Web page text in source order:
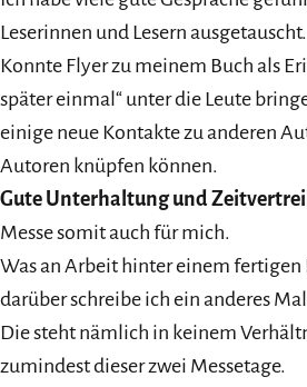
Leserinnen und Lesern ausgetauscht.
Konnte Flyer zu meinem Buch als
später einmal“ unter die Leute
einige neue Kontakte zu anderen
Autoren knüpfen können.
Gute Unterhaltung und
Messe somit auch für mich.
Was an Arbeit hinter einem fertigen
darüber schreibe ich ein anderes
Die steht nämlich in keinem
zumindest dieser zwei Messetage.